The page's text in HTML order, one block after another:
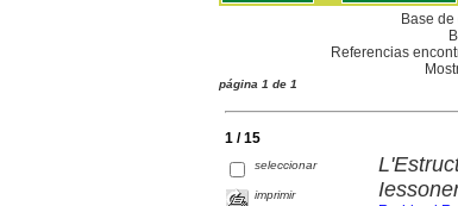
Base de
Referencias
página 1 de 1
1 / 15
seleccionar
imprimir